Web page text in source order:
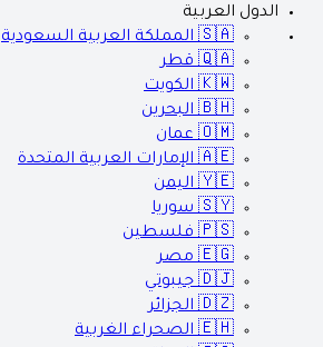
الدول العربية
🇸🇦 المملكة العربية السعودية
🇶🇦 قطر
🇰🇼 الكويت
🇧🇭 البحرين
🇴🇲 عمان
🇦🇪 الإمارات العربية المتحدة
🇾🇪 اليمن
🇸🇾 سوريا
🇵🇸 فلسطين
🇪🇬 مصر
🇩🇯 جيبوتي
🇩🇿 الجزائر
🇪🇭 الصحراء الغربية